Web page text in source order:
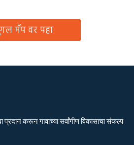
मॅप वर पहा
करून गावाच्या सर्वांगीण विकासाचा संकल्प